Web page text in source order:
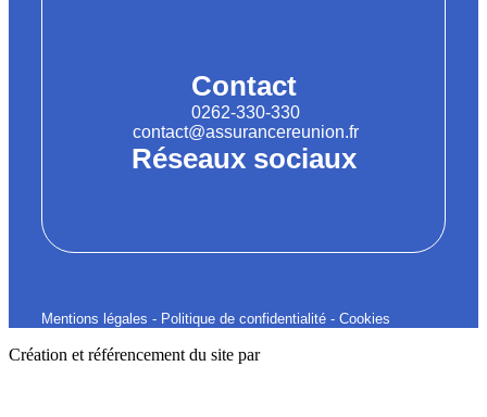
Contact
0262-330-330
contact@assurancereunion.fr
Réseaux sociaux
Mentions légales - Politique de confidentialité - Cookies
Création et référencement du site par